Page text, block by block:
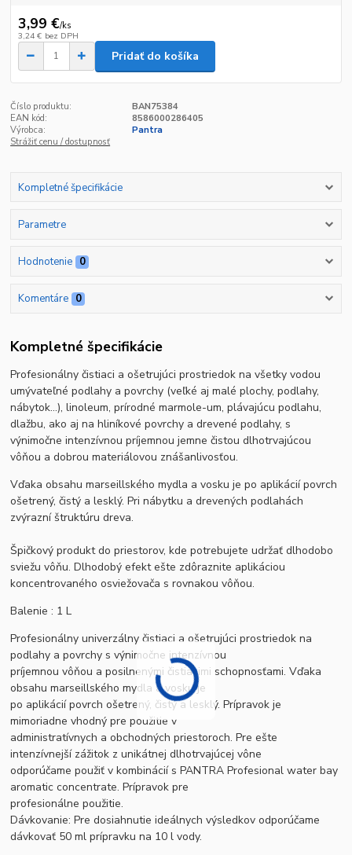
3,99 €/ks
3,24 € bez DPH
Pridať do košíka
Číslo produktu:
BAN75384
EAN kód:
8586000286405
Výrobca:
Pantra
Strážiť cenu / dostupnosť
Kompletné špecifikácie
Parametre
Hodnotenie 0
Komentáre 0
Kompletné špecifikácie
Profesionálny čistiaci a ošetrujúci prostriedok na všetky vodou
umývateľné podlahy a povrchy (veľké aj malé plochy, podlahy,
nábytok...), linoleum, prírodné marmole-um, plávajúcu podlahu,
dlažbu, ako aj na hliníkové povrchy a drevené podlahy, s
výnimočne intenzívnou príjemnou jemne čistou dlhotrvajúcou
vôňou a dobrou materiálovou znášanlivosťou.
Vďaka obsahu marseillského mydla a vosku je po aplikácií povrch
ošetrený, čistý a lesklý. Pri nábytku a drevených podlahách
zvýrazní štruktúru dreva.
Špičkový produkt do priestorov, kde potrebujete udržať dlhodobo
sviežu vôňu. Dlhodobý efekt ešte zdôraznite aplikáciou
koncentrovaného osviežovača s rovnakou vôňou.
Balenie : 1 L
Profesionálny univerzálny čistiaci a ošetrujúci prostriedok na
podlahy a povrchy s výnimočne intenzívnou
príjemnou vôňou a posilnenými čistiacimi schopnosťami. Vďaka
obsahu marseillského mydla a vosku je
po aplikácií povrch ošetrený, čistý a lesklý. Prípravok je
mimoriadne vhodný pre použitie v
administratívnych a obchodných priestoroch. Pre ešte
intenzívnejší zážitok z unikátnej dlhotrvajúcej vône
odporúčame použiť v kombinácií s PANTRA Profesional water bay
aromatic concentrate. Prípravok pre
profesionálne použitie.
Dávkovanie: Pre dosiahnutie ideálnych výsledkov odporúčame
dávkovať 50 ml prípravku na 10 l vody.